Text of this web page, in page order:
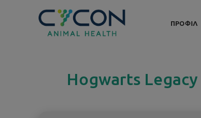
ΠΡΟΦΙΛ
Hogwarts